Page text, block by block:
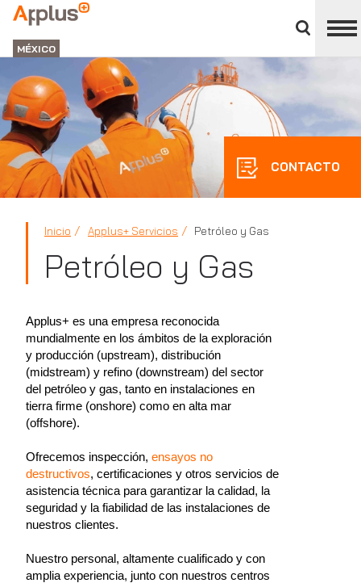
panel
APPLUS+
GROUP
MÉXICO
CONTACTO
Inicio Applus+ Servicios Petróleo y Gas
Petróleo y Gas
Applus+ es una empresa reconocida
mundialmente en los ámbitos de la exploración
y producción (upstream), distribución
(midstream) y refino (downstream) del sector
del petróleo y gas, tanto en instalaciones en
tierra firme (onshore) como en alta mar
(offshore).
Ofrecemos inspección, ensayos no
destructivos, certificaciones y otros servicios de
asistencia técnica para garantizar la calidad, la
seguridad y la fiabilidad de las instalaciones de
nuestros clientes.
Nuestro personal, altamente cualificado y con
amplia experiencia, junto con nuestros centros